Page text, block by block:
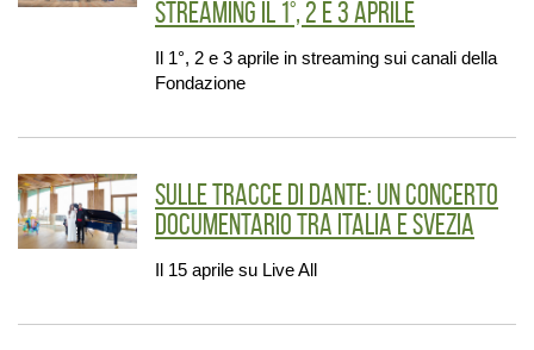
streaming il 1°, 2 e 3 aprile
Il 1°, 2 e 3 aprile in streaming sui canali della
Fondazione
Sulle tracce di Dante: un concerto
documentario tra Italia e Svezia
Il 15 aprile su Live All